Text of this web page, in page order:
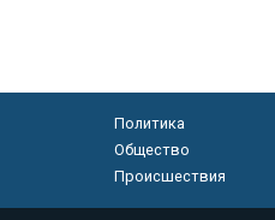
Политика
Общество
Происшествия